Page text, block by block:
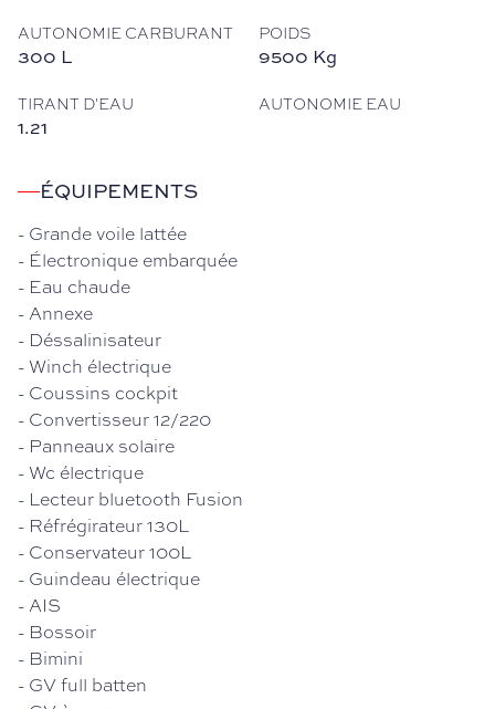
AUTONOMIE CARBURANT
300 L
POIDS
9500 Kg
TIRANT D'EAU
1.21
AUTONOMIE EAU
ÉQUIPEMENTS
- Grande voile lattée
- Électronique embarquée
- Eau chaude
- Annexe
- Déssalinisateur
- Winch électrique
- Coussins cockpit
- Convertisseur 12/220
- Panneaux solaire
- Wc électrique
- Lecteur bluetooth Fusion
- Réfrégirateur 130L
- Conservateur 100L
- Guindeau électrique
- AIS
- Bossoir
- Bimini
- GV full batten